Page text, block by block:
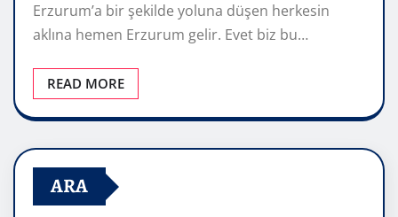
Erzurum’a bir şekilde yoluna düşen herkesin
aklına hemen Erzurum gelir. Evet biz bu…
READ MORE
ARA